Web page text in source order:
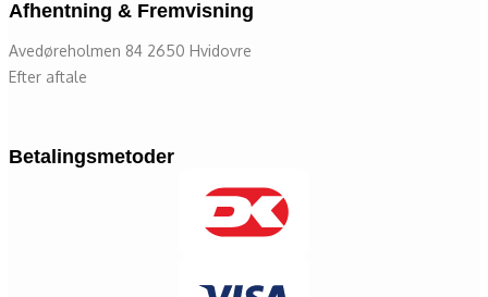
Afhentning & Fremvisning
Avedøreholmen 84 2650 Hvidovre
Efter aftale
Betalingsmetoder